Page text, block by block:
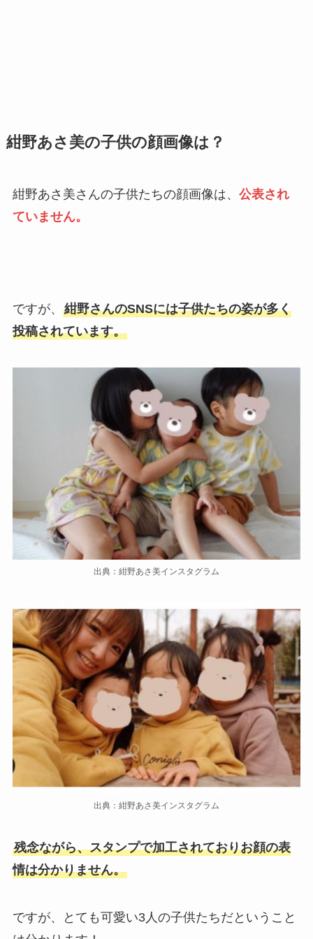
紺野あさ美の子供の顔画像は？
紺野あさ美さんの子供たちの顔画像は、 公表され
ていません。
ですが、 紺野さんのSNSには子供たちの姿が多く
投稿されています。
出典：紺野あさ美インスタグラム
出典：紺野あさ美インスタグラム
残念ながら、スタンプで加工されておりお顔の表
情は分かりません。
ですが、とても可愛い3人の子供たちだということ